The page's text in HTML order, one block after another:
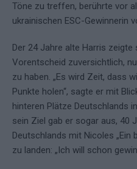
Töne zu treffen, berührte vor
ukrainischen ESC-Gewinnerin
Der 24 Jahre alte Harris
Vorentscheid zuversichtlich,
zu haben. „Es wird Zeit, dass
Punkte holen“, sagte er mit
hinteren Plätze Deutschlands
sein Ziel gab er sogar aus, 40
Deutschlands mit Nicoles „Ein
zu landen: „Ich will schon